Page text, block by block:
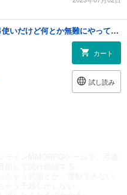
【単話版】不遇職の弓使いだけど何とか無難にやってます@COMIC 第1話
カート
試し読み